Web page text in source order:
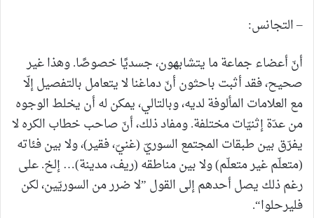
– التجانس:
أنّ أعضاء جماعة ما يتشابهون، جسديًا خصوصًا. وهذا غير
صحيح، فقد أثبت باحثون أنّ دماغنا لا يتعامل بالتفصيل إلّا
مع العلامات المألوفة لديه، وبالتالي، يمكن له أن يخلط الوجوه
من عدّة إثنيّات مختلفة. ومفاد ذلك، أنّ صاحب خطاب الكره لا
يفرّق بين طبقات المجتمع السوريّ (غنيّ، فقير)، ولا بين فئاته
(متعلّم غير متعلّم) ولا بين مناطقه (ريف، مدينة)… إلخ. على
رغم ذلك يصل أحدهم إلى القول ”لا ضرر من السوريّين، لكن
فليرحلوا“.